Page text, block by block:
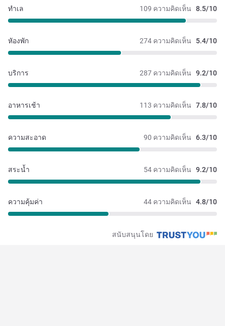
109 ความคิดเห็น 8.5/10
ทำเล
274 ความคิดเห็น 5.4/10
หัองพัก
287 ความคิดเห็น 9.2/10
บริการ
113 ความคิดเห็น 7.8/10
อาหารเช้า
90 ความคิดเห็น 6.3/10
ความสะอาด
54 ความคิดเห็น 9.2/10
สระน้ำ
44 ความคิดเห็น 4.8/10
ความคุ้มค่า
สนับสนุนโดย